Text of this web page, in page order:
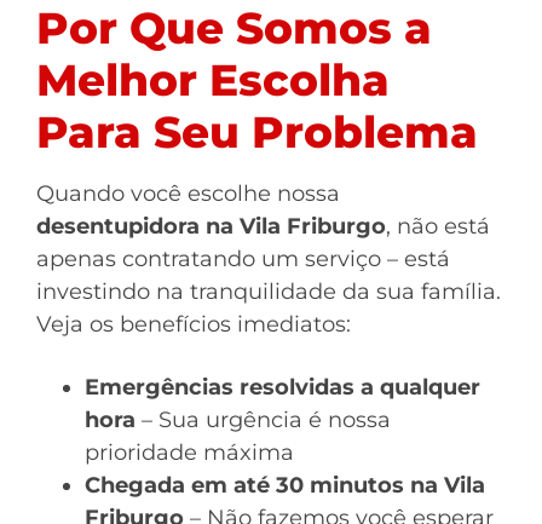
Por Que Somos a
Melhor Escolha
Para Seu Problema
Quando você escolhe nossa
desentupidora na Vila Friburgo, não está
apenas contratando um serviço – está
investindo na tranquilidade da sua família.
Veja os benefícios imediatos:
Emergências resolvidas a qualquer
hora – Sua urgência é nossa
prioridade máxima
Chegada em até 30 minutos na Vila
Friburgo – Não fazemos você esperar